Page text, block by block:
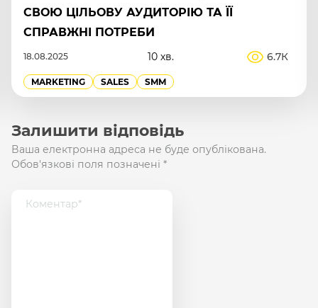
СВОЮ ЦІЛЬОВУ АУДИТОРІЮ ТА ЇЇ
СПРАВЖНІ ПОТРЕБИ
18.08.2025 10 хв. 6.7К
MARKETING SALES SMM
Залишити відповідь
Ваша електронна адреса не буде опублікована.
Обов'язкові поля позначені *